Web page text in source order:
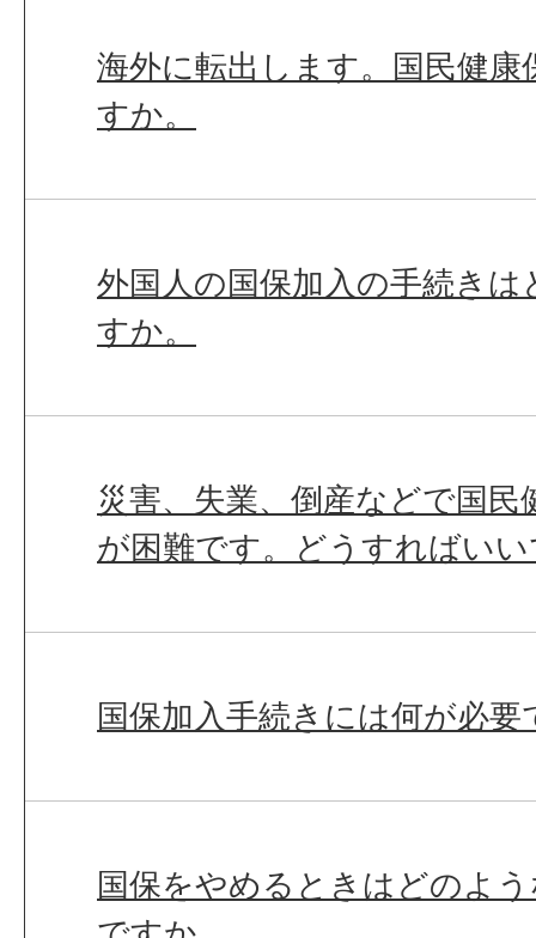
海外に転出します。国民健
すか。
外国人の国保加入の手続き
すか。
災害、失業、倒産などで国民
が困難です。どうすればい
国保加入手続きには何が必要
国保をやめるときはどのよ